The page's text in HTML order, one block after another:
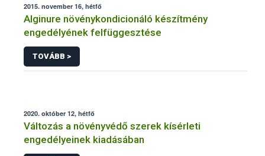
2015. november 16, hétfő
Alginure növénykondicionáló készítmény
engedélyének felfüggesztése
TOVÁBB >
2020. október 12, hétfő
Változás a növényvédő szerek kísérleti
engedélyeinek kiadásában